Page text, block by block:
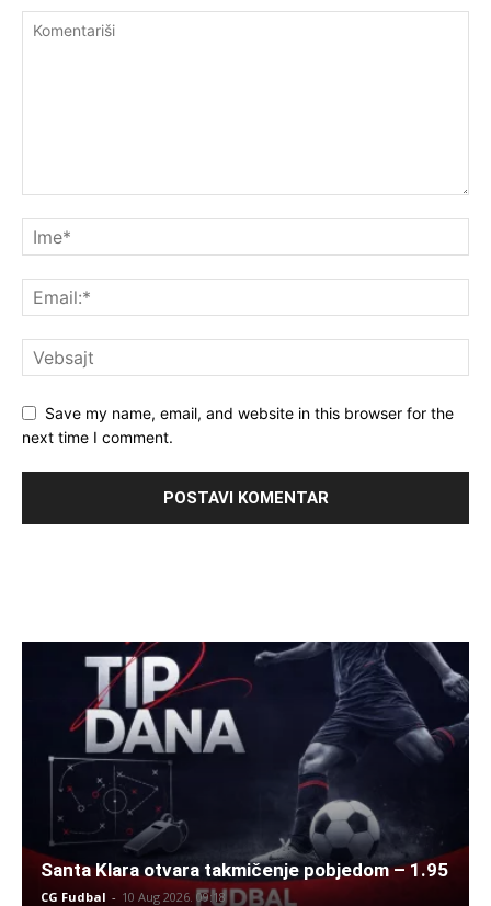
Save my name, email, and website in this browser for the
next time I comment.
Santa Klara otvara takmičenje pobjedom – 1.95
CG Fudbal - 10 Aug 2026. 09:18